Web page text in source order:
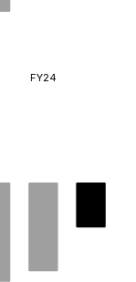
FY24